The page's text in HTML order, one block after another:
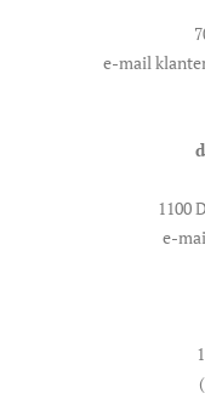
e-mail
1100
e-